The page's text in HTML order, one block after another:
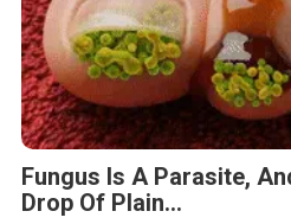
Fungus Is A Parasite,
Drop Of Plain...